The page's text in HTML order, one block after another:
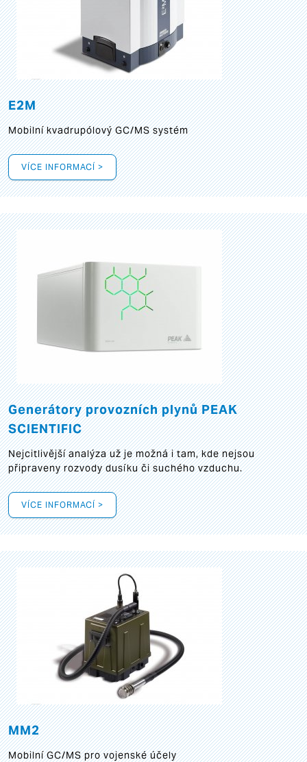
E2M
Mobilní kvadrupólový GC/MS systém
VÍCE INFORMACÍ >
Generátory provozních plynů PEAK
SCIENTIFIC
Nejcitlivější analýza už je možná i tam, kde nejsou
připraveny rozvody dusíku či suchého vzduchu.
VÍCE INFORMACÍ >
MM2
Mobilní GC/MS pro vojenské účely